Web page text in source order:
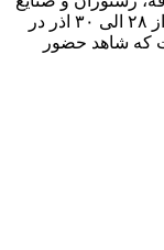
وابسته، با رویکرد شهر خلاق خوراک شناسی، از ۲۸ الی ۳۰ اذر در
که شاهد حضور